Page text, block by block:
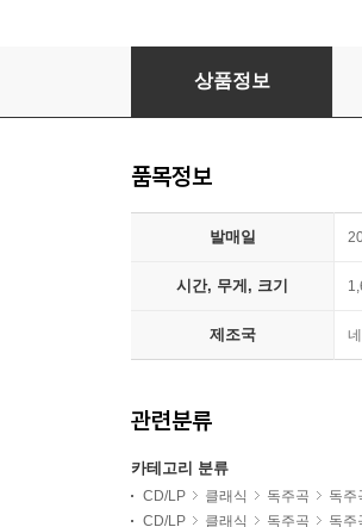
Miriam Prandi 바흐: 무반
상품정보
품목정보
발매일
시간, 무게, 크기
제조국
관련분류
카테고리 분류
CD/LP 클래식 독주곡 독주
CD/LP
클래식 독주곡 독주